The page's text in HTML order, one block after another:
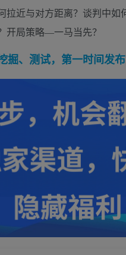
拉近与对方距离？谈判中
开局策略—一马当先？
掘、测试，第一时间发